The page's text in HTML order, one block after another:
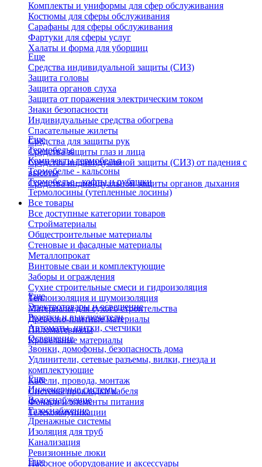
Комплекты и униформы для сфер обслуживания
Костюмы для сферы обслуживания
Сарафаны для сферы обслуживания
Фартуки для сферы услуг
Халаты и форма для уборщиц
Еще
Средства индивидуальной защиты (СИЗ)
Защита головы
Защита органов слуха
Защита от поражения электрическим током
Знаки безопасности
Индивидуальные средства обогрева
Спасательные жилеты
Средства для защиты рук
Средства защиты глаз и лица
Средства индивидуальной защиты (СИЗ) от падения с
высоты
Средства индивидуальной защиты органов дыхания
Еще
Термобелье
Комплекты термобелья
Термобелье - кальсоны
Термобелье - кофты и рубашки
Термолосины (утепленные лосины)
Все товары
Все доступные категории товаров
Стройматериалы
Общестроительные материалы
Стеновые и фасадные материалы
Металлопрокат
Винтовые сваи и комплектующие
Заборы и ограждения
Сухие строительные смеси и гидроизоляция
Теплоизоляция и шумоизоляция
Материалы для сухого строительства
Древесно-плитные материалы
Пиломатериалы
Кровельные материалы
Еще
Электротовары и освещение
Розетки и выключатели
Автоматы, щитки, счетчики
Освещение
Звонки, домофоны, безопасность дома
Удлинители, сетевые разъемы, вилки, гнезда и
комплектующие
Кабели, провода, монтаж
Системы прокладки кабеля
Фонари и элементы питания
Телекоммуникации
Еще
Инженерные системы
Водоснабжение
Газоснабжение
Дренажные системы
Изоляция для труб
Канализация
Ревизионные люки
Насосное оборудование и аксессуары
Еще